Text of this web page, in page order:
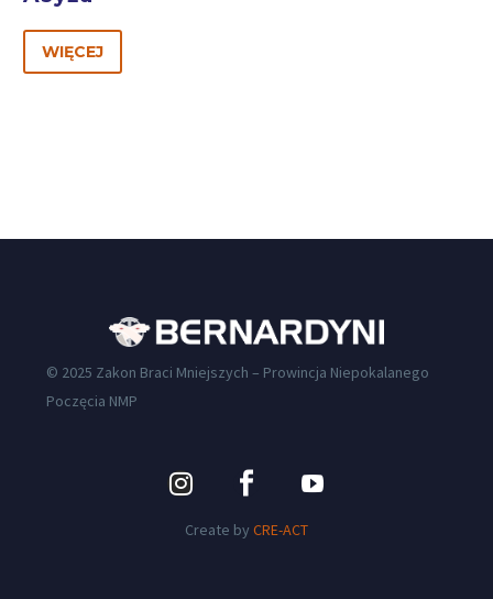
WIĘCEJ
© 2025 Zakon Braci Mniejszych – Prowincja Niepokalanego
Poczęcia NMP
Create by CRE-ACT